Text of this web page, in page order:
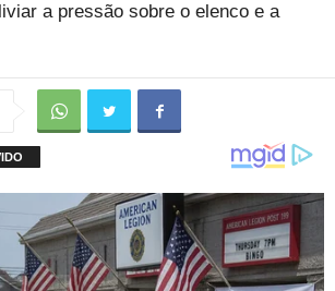
a pressão sobre o elenco e a